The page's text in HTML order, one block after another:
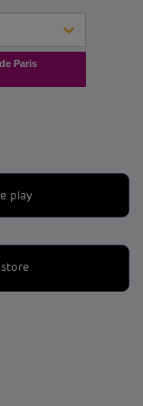
Paris
play